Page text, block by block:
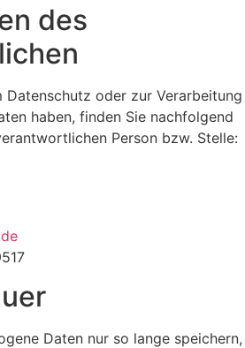
des
Datenschutz oder zur Verarbeitung
haben, finden Sie nachfolgend
Person bzw. Stelle:
Daten nur so lange speichern,